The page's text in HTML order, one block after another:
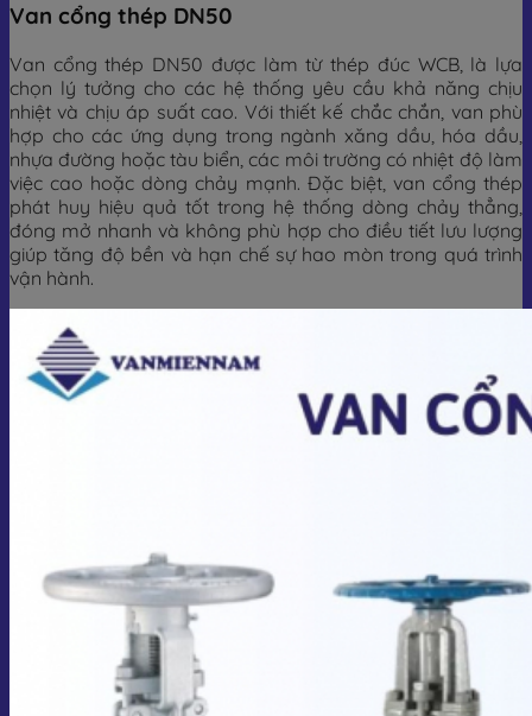
Van cổng thép DN50
Van cổng thép DN50 được làm từ thép đúc WCB, là lựa
chọn lý tưởng cho các hệ thống yêu cầu khả năng chịu
nhiệt và chịu áp suất cao. Với thiết kế chắc chắn, van phù
hợp cho các ứng dụng trong ngành xăng dầu, hóa dầu,
nhựa đường hoặc tàu biển, các môi trường có nhiệt độ làm
việc cao hoặc dòng chảy mạnh. Đặc biệt, van cổng thép
phát huy hiệu quả tốt trong hệ thống dòng chảy thẳng,
đóng mở nhanh và không phù hợp cho điều tiết lưu lượng
giúp tăng độ bền và hạn chế sự hao mòn trong quá trình
vận hành.